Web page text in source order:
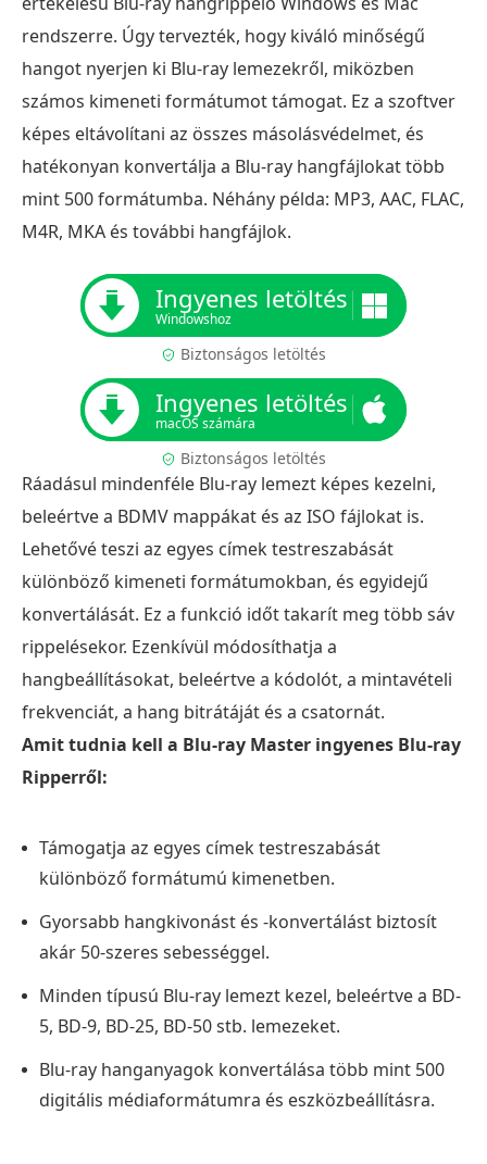
rendszerre. Úgy tervezték, hogy kiváló minőségű
hangot nyerjen ki Blu-ray lemezekről, miközben
számos kimeneti formátumot támogat. Ez a szoftver
képes eltávolítani az összes másolásvédelmet, és
hatékonyan konvertálja a Blu-ray hangfájlokat több
mint 500 formátumba. Néhány példa: MP3, AAC, FLAC,
M4R, MKA és további hangfájlok.
Ingyenes letöltés
Windowshoz
Biztonságos letöltés
Ingyenes letöltés
macOS számára
Biztonságos letöltés
Ráadásul mindenféle Blu-ray lemezt képes kezelni,
beleértve a BDMV mappákat és az ISO fájlokat is.
Lehetővé teszi az egyes címek testreszabását
különböző kimeneti formátumokban, és egyidejű
konvertálását. Ez a funkció időt takarít meg több sáv
rippelésekor. Ezenkívül módosíthatja a
hangbeállításokat, beleértve a kódolót, a mintavételi
frekvenciát, a hang bitrátáját és a csatornát.
Amit tudnia kell a Blu-ray Master ingyenes Blu-ray
Ripperről:
Támogatja az egyes címek testreszabását
különböző formátumú kimenetben.
Gyorsabb hangkivonást és -konvertálást biztosít
akár 50-szeres sebességgel.
Minden típusú Blu-ray lemezt kezel, beleértve a BD-
5, BD-9, BD-25, BD-50 stb. lemezeket.
Blu-ray hanganyagok konvertálása több mint 500
digitális médiaformátumra és eszközbeállításra.